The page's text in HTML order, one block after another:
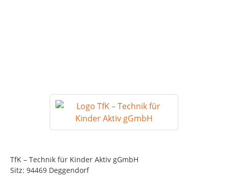
TfK – Technik für Kinder Aktiv gGmbH
Sitz: 94469 Deggendorf